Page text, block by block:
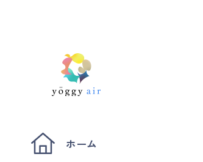
ホーム